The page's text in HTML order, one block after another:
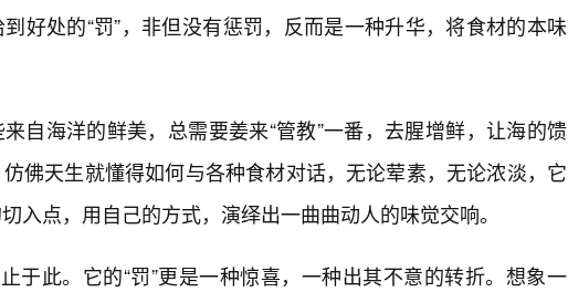
好处的“罚”，非但没有惩罚，反而是一种升华，将食材的本味
自海洋的鲜美，总需要姜来“管教”一番，去腥增鲜，让海的馈
佛天生就懂得如何与各种食材对话，无论荤素，无论浓淡，它
入点，用自己的方式，演绎出一曲曲动人的味觉交响。
于此。它的“罚”更是一种惊喜，一种出其不意的转折。想象一